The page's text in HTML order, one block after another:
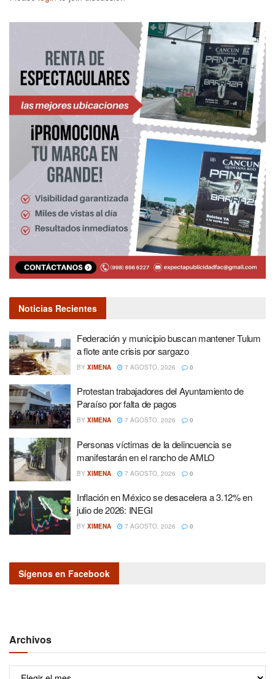
Noticias Recientes
Federación y municipio buscan mantener Tulum
a flote ante crisis por sargazo
BY XIMENA 7 AGOSTO, 2026 0
Protestan trabajadores del Ayuntamiento de
Paraíso por falta de pagos
BY XIMENA 7 AGOSTO, 2026 0
Personas víctimas de la delincuencia se
manifestarán en el rancho de AMLO
BY XIMENA 7 AGOSTO, 2026 0
Inflación en México se desacelera a 3.12% en
julio de 2026: INEGI
BY XIMENA 7 AGOSTO, 2026 0
Sígenos en Facebook
Archivos